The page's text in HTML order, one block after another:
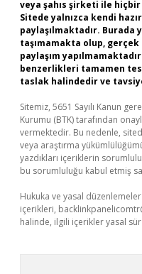
veya şahıs şirketi ile
Sitede yalnızca kendi
paylaşılmaktadır.
taşımamakta olup,
paylaşım
benzerlikleri tamamen
taslak halindedir ve
Sitemiz, 5651 Sayılı Kanun
Kurumu (BTK) tarafından
vermektedir. Bu nedenle,
veya araştırma
yazdıkları içeriklerin
bu sorumluluğu kabul etmiş
Hukuka ve yasal
içerikleri,
halinde, ilgili içerikler yasal